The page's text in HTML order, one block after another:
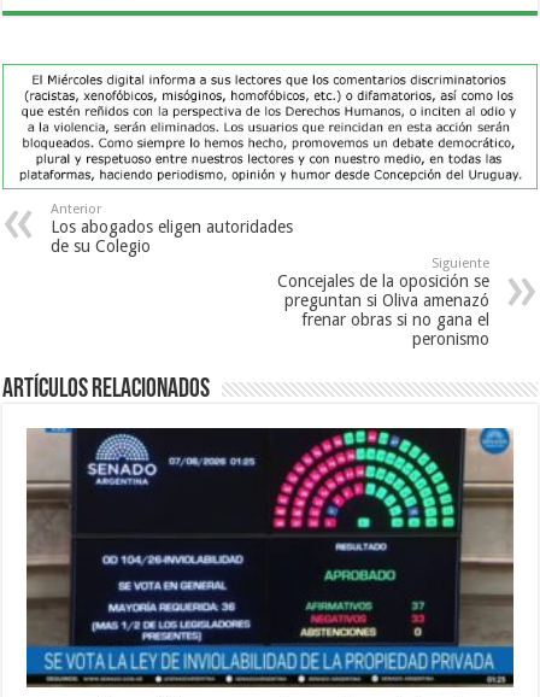
Anterior
Los abogados eligen autoridades
de su Colegio
Siguiente
Concejales de la oposición se
preguntan si Oliva amenazó
frenar obras si no gana el
peronismo
Artículos Relacionados